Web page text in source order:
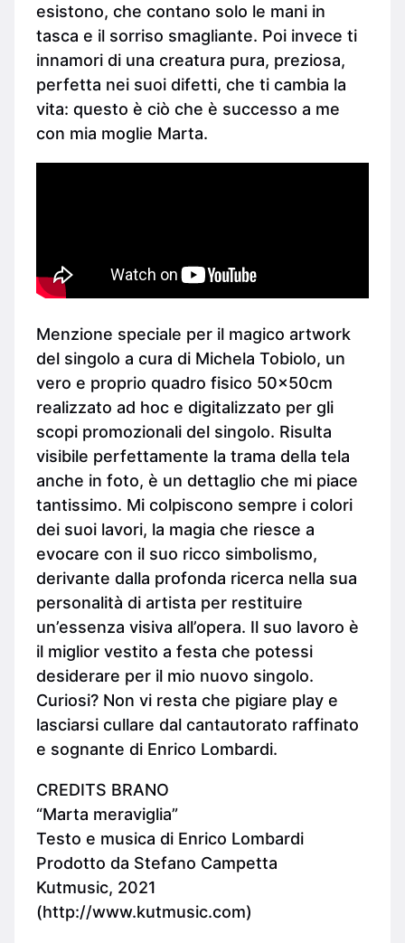
esistono, che contano solo le mani in
tasca e il sorriso smagliante. Poi invece ti
innamori di una creatura pura, preziosa,
perfetta nei suoi difetti, che ti cambia la
vita: questo è ciò che è successo a me
con mia moglie Marta.
Menzione speciale per il magico artwork
del singolo a cura di Michela Tobiolo, un
vero e proprio quadro fisico 50x50cm
realizzato ad hoc e digitalizzato per gli
scopi promozionali del singolo. Risulta
visibile perfettamente la trama della tela
anche in foto, è un dettaglio che mi piace
tantissimo. Mi colpiscono sempre i colori
dei suoi lavori, la magia che riesce a
evocare con il suo ricco simbolismo,
derivante dalla profonda ricerca nella sua
personalità di artista per restituire
un’essenza visiva all’opera. Il suo lavoro è
il miglior vestito a festa che potessi
desiderare per il mio nuovo singolo.
Curiosi? Non vi resta che pigiare play e
lasciarsi cullare dal cantautorato raffinato
e sognante di Enrico Lombardi.
CREDITS BRANO
“Marta meraviglia”
Testo e musica di Enrico Lombardi
Prodotto da Stefano Campetta
Kutmusic, 2021
(http://www.kutmusic.com)